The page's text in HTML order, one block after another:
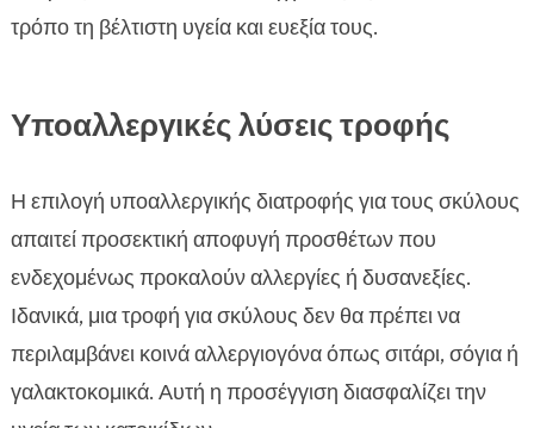
τρόπο τη βέλτιστη υγεία και ευεξία τους.
Υποαλλεργικές λύσεις τροφής
Η επιλογή υποαλλεργικής διατροφής για τους σκύλους
απαιτεί προσεκτική αποφυγή προσθέτων που
ενδεχομένως προκαλούν αλλεργίες ή δυσανεξίες.
Ιδανικά, μια τροφή για σκύλους δεν θα πρέπει να
περιλαμβάνει κοινά αλλεργιογόνα όπως σιτάρι, σόγια ή
γαλακτοκομικά. Αυτή η προσέγγιση διασφαλίζει την